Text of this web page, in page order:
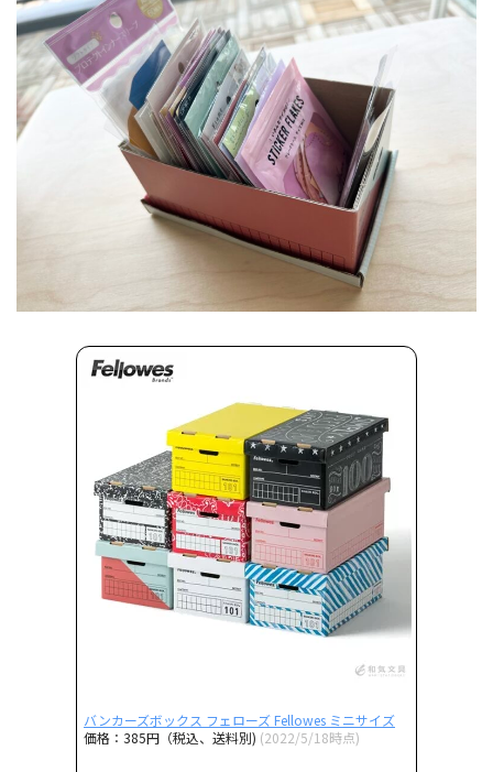
バンカーズボックス フェローズ Fellowes ミニサイズ
価格：385円（税込、送料別) (2022/5/18時点)